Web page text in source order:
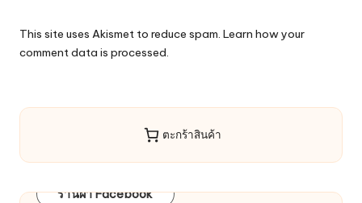
This site uses Akismet to reduce spam. Learn how your
comment data is processed.
ตะกร้าสินค้า
ร้านผ้า Facebook